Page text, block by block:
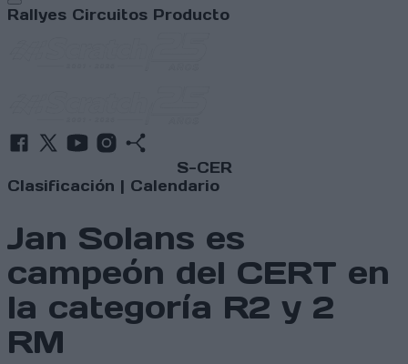
Abrir menú
Rallyes Circuitos Producto
S-CER
Clasificación | Calendario
Jan Solans es
campeón del CERT en
la categoría R2 y 2
RM